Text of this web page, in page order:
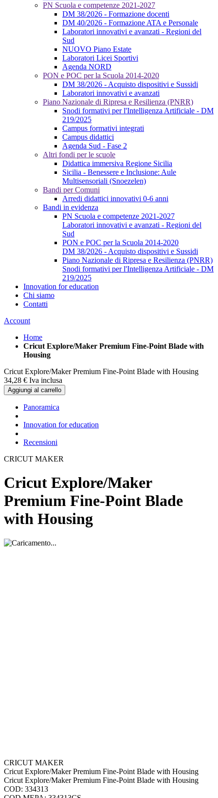
PN Scuola e competenze 2021-2027
DM 38/2026 - Formazione docenti
DM 40/2026 - Formazione ATA e Personale
Laboratori innovativi e avanzati - Regioni del
Sud
NUOVO Piano Estate
Laboratori Licei Sportivi
Agenda NORD
PON e POC per la Scuola 2014-2020
DM 38/2026 - Acquisto dispositivi e Sussidi
Laboratori innovativi e avanzati
Piano Nazionale di Ripresa e Resilienza (PNRR)
Snodi formativi per l'Intelligenza Artificiale - DM
219/2025
Campus formativi integrati
Campus didattici
Agenda Sud - Fase 2
Altri fondi per le scuole
Didattica immersiva Regione Sicilia
Sicilia - Benessere e Inclusione: Aule
Multisensoriali (Snoezelen)
Bandi per Comuni
Arredi didattici innovativi 0-6 anni
Bandi in evidenza
PN Scuola e competenze 2021-2027
Laboratori innovativi e avanzati - Regioni del
Sud
PON e POC per la Scuola 2014-2020
DM 38/2026 - Acquisto dispositivi e Sussidi
Piano Nazionale di Ripresa e Resilienza (PNRR)
Snodi formativi per l'Intelligenza Artificiale - DM
219/2025
Innovation for education
Chi siamo
Contatti
Account
Home
Cricut Explore/Maker Premium Fine-Point Blade with
Housing
Cricut Explore/Maker Premium Fine-Point Blade with Housing
34,28 € Iva inclusa
Aggiungi al carrello
Panoramica
Innovation for education
Recensioni
CRICUT MAKER
Cricut Explore/Maker
Premium Fine-Point Blade
with Housing
CRICUT MAKER
Cricut Explore/Maker Premium Fine-Point Blade with Housing
Cricut Explore/Maker Premium Fine-Point Blade with Housing
COD: 334313